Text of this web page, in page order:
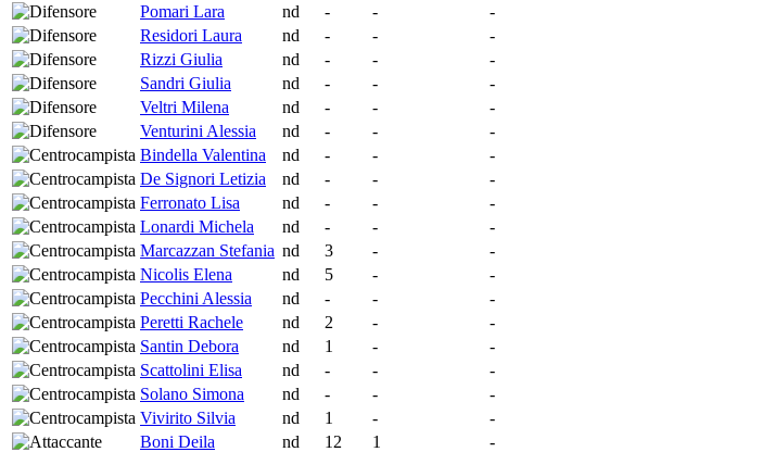
Pomari Lara
nd - -
-
Residori Laura
nd - -
-
Rizzi Giulia
nd - -
-
Sandri Giulia
nd - -
-
Veltri Milena
nd - -
-
Venturini Alessia
nd - -
-
Bindella Valentina
nd - -
-
De Signori Letizia
nd - -
-
Ferronato Lisa
nd - -
-
Lonardi Michela
nd - -
-
Marcazzan Stefania nd 3 -
-
Nicolis Elena
nd 5 -
-
Pecchini Alessia
nd - -
-
Peretti Rachele
nd 2 -
-
Santin Debora
nd 1 -
-
Scattolini Elisa
nd - -
-
Solano Simona
nd - -
-
Vivirito Silvia
nd 1 -
-
Boni Deila
nd 12 1
-